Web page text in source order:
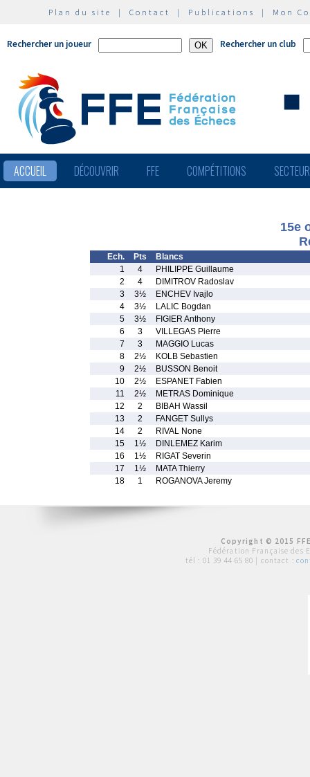
Plan du site | Contact | Publications | Mon
Rechercher un joueur Rechercher un club
ACCUEIL DÉCOUVRIR FFE COMPÉTITIONS
15e
Ech. Pts
Blancs
1
4
PHILIPPE Guillaume
2
4
DIMITROV Radoslav
3
3½
ENCHEV Ivajlo
4
3½
LALIC Bogdan
5
3½
FIGIER Anthony
6
3
VILLEGAS Pierre
7
3
MAGGIO Lucas
8
2½
KOLB Sebastien
9
2½
BUSSON Benoit
10
2½
ESPANET Fabien
11
2½
METRAS Dominique
12
2
BIBAH Wassil
13
2
FANGET Sullys
14
2
RIVAL None
15
1½
DINLEMEZ Karim
16
1½
RIGAT Severin
17
1½
MATA Thierry
18
1 ROGANOVA Jeremy
Copyright © 2015
Fédération Française des
tél : 01 39 44 65 80 | contact :